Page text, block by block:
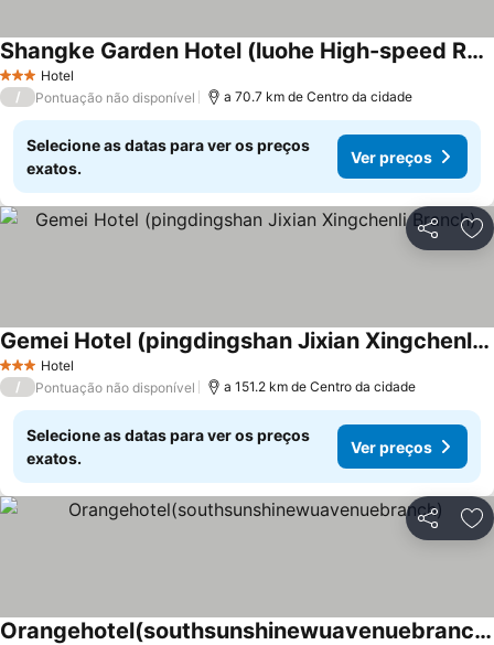
3 EstrelasHotel
Shangke Garden Hotel (luohe High-speed Railway West Station Branch)
/ Pontuação não disponível a 70.7 km de Centro da cidade
Selecione as datas para ver os preços
exatos.
Ver preços
Partilhar
3 EstrelasHotel
Gemei Hotel (pingdingshan Jixian Xingchenli Branch)
/ Pontuação não disponível a 151.2 km de Centro da cidade
Selecione as datas para ver os preços
exatos.
Ver preços
Partilhar
Orangehotel(southsunshinewuavenuebranch)